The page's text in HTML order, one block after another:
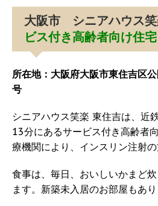
大阪市 シニアハウス
ビス付き高齢者向け住宅
所在地：大阪府大阪市東住吉区
号
シニアハウス笑楽 東住吉は、近
13分にあるサービス付き高齢者
療機関により、インスリン注射の
食事は、毎日、おいしいかまど
ます。新築未入居のお部屋もあり